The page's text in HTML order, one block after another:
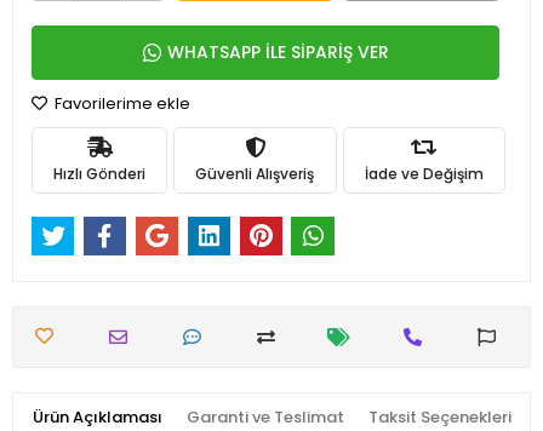
WHATSAPP İLE SİPARİŞ VER
Favorilerime ekle
Hızlı Gönderi Güvenli Alışveriş İade ve Değişim
Ürün Açıklaması Garanti ve Teslimat Taksit Seçenekleri